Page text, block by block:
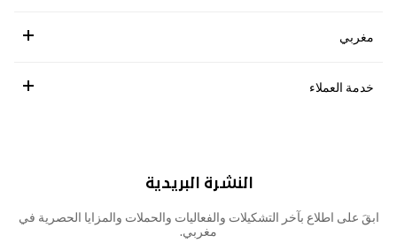
مغربي
خدمة العملاء
النشرة البريدية
ابقَ على اطلاع بآخر التشكيلات والفعاليات والحملات والمزايا الحصرية في
مغربي.